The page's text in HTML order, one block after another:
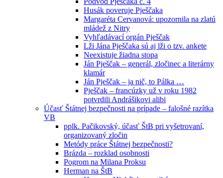
Husák poveruje Pješčaka
Margaréta Cervanová: upozornila na zlatú
mládež z Nitry
Vyhľadávací orgán Pješčak
Lži Jána Pješčaka sú aj lži o tzv. ankete
Neexistuje žiadna stopa
Ján Pješčak – generál, zločinec a literárny
klamár
Ján Pješčak – ja nič, to Pálka …
Pješčak – francúzky už v roku 1982
potvrdili Andrášikovi alibi
Účasť Štátnej bezpečnosti na prípade – falošné razítka
VB
pplk. Pačikovský, účasť ŠtB pri vyšetrovaní,
organizovaný zločin
Metódy práce Štátnej bezpečnosti?
Brázda – rozklad osobnosti
Pogrom na Milana Proksu
Herman na ŠtB